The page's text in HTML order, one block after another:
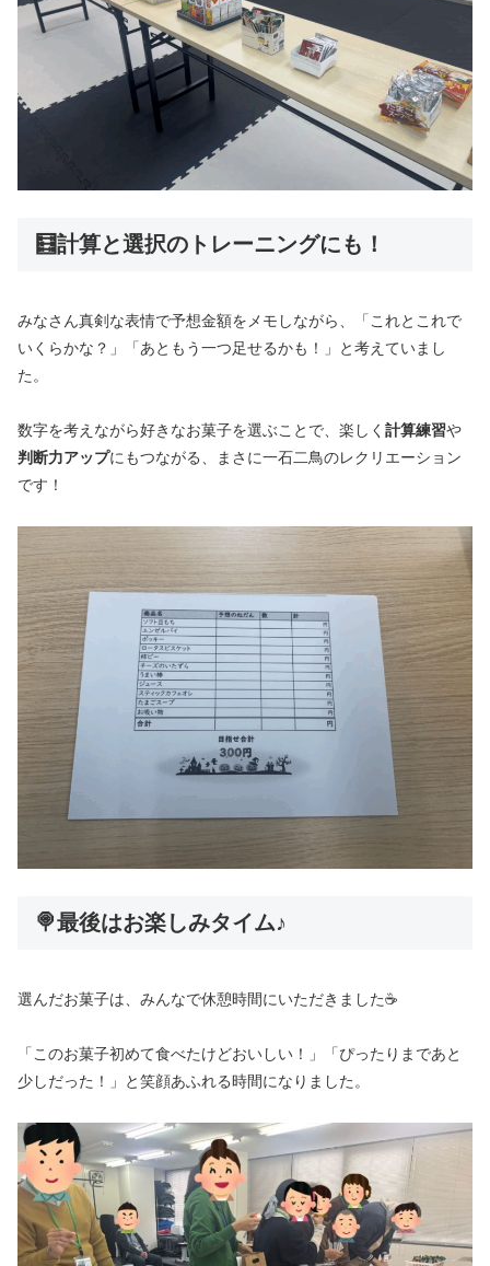
🧮計算と選択のトレーニングにも！
みなさん真剣な表情で予想金額をメモしながら、「これとこれで
いくらかな？」「あともう一つ足せるかも！」と考えていまし
た。
数字を考えながら好きなお菓子を選ぶことで、楽しく 計算練習や
判断力アップにもつながる、まさに一石二鳥のレクリエーション
です！
🍭最後はお楽しみタイム♪
選んだお菓子は、みんなで休憩時間にいただきました☕
「このお菓子初めて食べたけどおいしい！」「ぴったりまであと
少しだった！」と笑顔あふれる時間になりました。